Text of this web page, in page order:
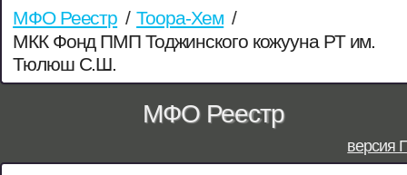
МФО Реестр / Тоора-Хем /
МКК Фонд ПМП Тоджинского кожууна РТ им.
Тюлюш С.Ш.
МФО Реестр
версия